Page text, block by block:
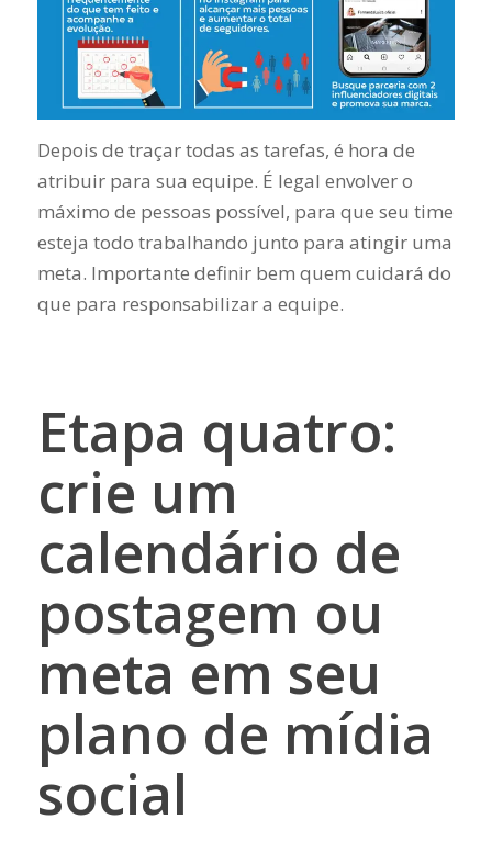
Depois de traçar todas as tarefas, é hora de
atribuir para sua equipe. É legal envolver o
máximo de pessoas possível, para que seu time
esteja todo trabalhando junto para atingir uma
meta. Importante definir bem quem cuidará do
que para responsabilizar a equipe.
Etapa quatro:
crie um
calendário de
postagem ou
meta em seu
plano de mídia
social